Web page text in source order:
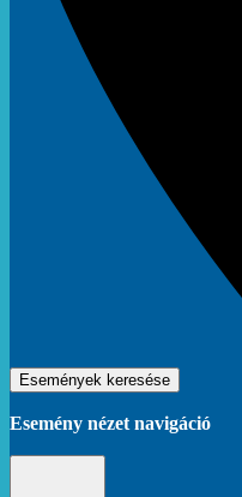
Események keresése
Esemény nézet navigáció